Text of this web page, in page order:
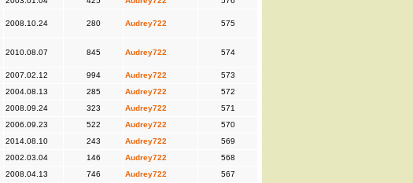
2008.10.24 280 Audrey722 575
2010.08.07 845 Audrey722 574
2007.02.12 994 Audrey722
573
2004.08.13 285 Audrey722
572
2008.09.24 323 Audrey722
571
2006.09.23 522 Audrey722
570
2014.08.10 243 Audrey722
569
2002.03.04 146 Audrey722
568
2008.04.13 746 Audrey722
567